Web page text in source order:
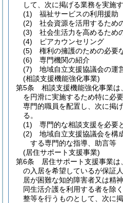
して、次に掲げる業務を実施
(1)
福祉サービスの利用援助
(2)
社会資源を活用するため
(3)
社会生活力を高めるため
(4)
ピアカウンセリング
(5)
権利の擁護のための必要
(6)
専門機関の紹介
(7)
地域自立支援協議会の運
(相談支援機能強化事業)
第5条
相談支援機能強化事業は、
を円滑に実施するため特に必
専門的職員を配置し、次に掲
る。
(1)
専門的な相談支援を必要
(2)
地域自立支援協議会を構
する専門的な指導、助言等
(居住サポート支援事業)
第6条
居住サポート支援事業
の入居を希望しているが保証
居が困難な知的障害者又は精
同生活介護を利用する者を除
整等を行うものとして、次に